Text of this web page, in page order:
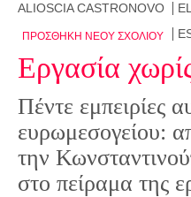
ALIOSCIA CASTRONOVO
ΠΡΟΣΘΉΚΗ ΝΈΟΥ ΣΧΟΛΊΟΥ
Εργασία
Πέντε εμπειρίες
ευρωμεσογείου:
την
στο πείραμα της